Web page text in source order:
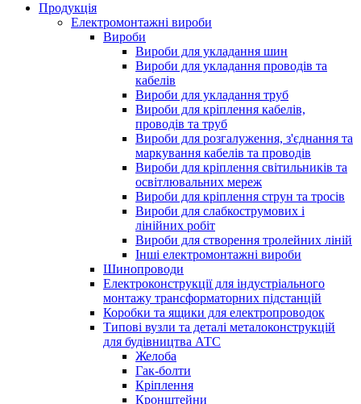
Продукція
Електромонтажні вироби
Вироби
Вироби для укладання шин
Вироби для укладання проводів та
кабелів
Вироби для укладання труб
Вироби для кріплення кабелів,
проводів та труб
Вироби для розгалуження, з'єднання та
маркування кабелів та проводів
Вироби для кріплення світильників та
освітлювальних мереж
Вироби для кріплення струн та тросів
Вироби для слабкострумових і
лінійних робіт
Вироби для створення тролейних ліній
Інші електромонтажні вироби
Шинопроводи
Електроконструкції для індустріального
монтажу трансформаторних підстанцій
Коробки та ящики для електропроводок
Типові вузли та деталі металоконструкцій
для будівництва АТС
Желоба
Гак-болти
Кріплення
Кронштейни